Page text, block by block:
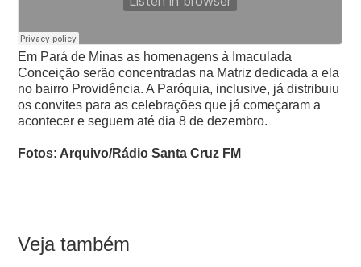
Em Pará de Minas as homenagens à Imaculada
Conceição serão concentradas na Matriz dedicada a ela
no bairro Providência. A Paróquia, inclusive, já distribuiu
os convites para as celebrações que já começaram a
acontecer e seguem até dia 8 de dezembro.
Fotos: Arquivo/Rádio Santa Cruz FM
Veja também